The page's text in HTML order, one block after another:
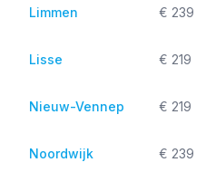
Limmen € 239
Lisse € 219
Nieuw-Vennep € 219
Noordwijk € 239